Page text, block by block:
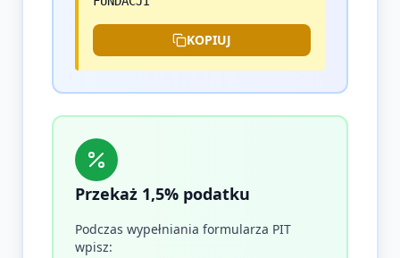
KOPIUJ
Przekaż 1,5% podatku
Podczas wypełniania formularza PIT
wpisz: